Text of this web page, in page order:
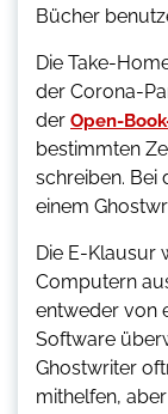
Bücher
Die Take-
der Corona-
der Open-
bestimmten
schreiben. Bei
einem
Die E-Klausur
Computern
entweder von
Software
Ghostwriter
mithelfen,